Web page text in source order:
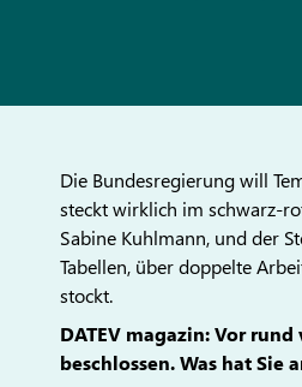
Die Bundesregierung will
steckt wirklich im schwarz-
Sabine Kuhlmann, und der
Tabellen, über doppelte
stockt.
DATEV magazin: Vor
beschlossen. Was hat Sie